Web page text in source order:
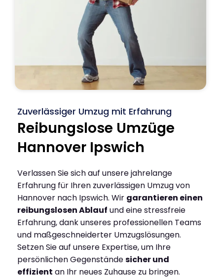
Zuverlässiger Umzug mit Erfahrung
Reibungslose Umzüge
Hannover Ipswich
Verlassen Sie sich auf unsere jahrelange
Erfahrung für Ihren zuverlässigen Umzug von
Hannover nach Ipswich. Wir garantieren einen
reibungslosen Ablauf und eine stressfreie
Erfahrung, dank unseres professionellen Teams
und maßgeschneiderter Umzugslösungen.
Setzen Sie auf unsere Expertise, um Ihre
persönlichen Gegenständesicher und
effizient an Ihr neues Zuhause zu bringen.